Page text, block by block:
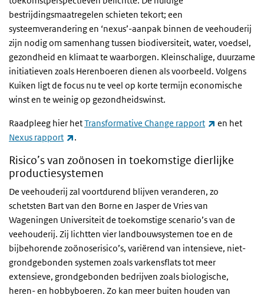
bestrijdingsmaatregelen schieten tekort; een
systeemverandering en ‘nexus’-aanpak binnen de veehouderij
zijn nodig om samenhang tussen biodiversiteit, water, voedsel,
gezondheid en klimaat te waarborgen. Kleinschalige, duurzame
initiatieven zoals Herenboeren dienen als voorbeeld. Volgens
Kuiken ligt de focus nu te veel op korte termijn economische
winst en te weinig op gezondheidswinst.
Raadpleeg hier hetTransformative Change rapport (link is
en het
Nexus rapport
(link is external)
.
Risico’s van zoönosen in toekomstige dierlijke
productiesystemen
De veehouderij zal voortdurend blijven veranderen, zo
schetsten Bart van den Borne en Jasper de Vries van
Wageningen Universiteit de toekomstige scenario’s van de
veehouderij. Zij lichtten vier landbouwsystemen toe en de
bijbehorende zoönoserisico’s, variërend van intensieve, niet-
grondgebonden systemen zoals varkensflats tot meer
extensieve, grondgebonden bedrijven zoals biologische,
heren- en hobbyboeren. Zo kan meer buiten houden van